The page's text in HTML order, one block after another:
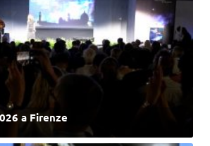
a Firenze